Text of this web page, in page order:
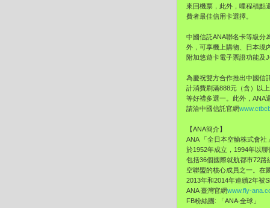
來回機票，此外，哩程積點
費者最佳信用卡選擇。
中國信託ANA聯名卡等級分
外，可享機上購物、日本境
附加悠遊卡電子票證功能及
為慶祝雙方合作推出中國信
計消費刷滿888元（含）以
等好禮多選一。此外，ANA
請洽中國信託官網
【ANA簡介】
ANA 「全日本空輸株式會社
於1952年成立，1994年以
包括36個國際就航都市72路
空聯盟的核心成員之一。在
2013年和2014年連續2年被
ANA 臺灣官網www.fly-
FB粉絲團: 「ANA‧全球」